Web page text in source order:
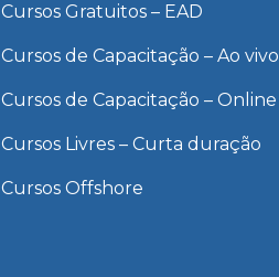
Cursos Gratuitos – EAD
Cursos de Capacitação – Ao vivo
Cursos de Capacitação – Online
Cursos Livres – Curta duração
Cursos Offshore